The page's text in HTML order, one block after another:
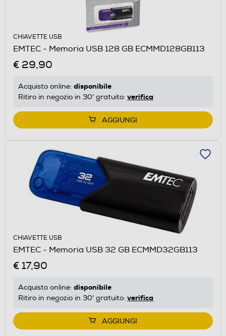
CHIAVETTE USB
EMTEC - Memoria USB 128 GB ECMMD128GB113
€ 29,90
Acquisto online: disponibile
Ritiro in negozio in 30' gratuito: verifica
AGGIUNGI
CHIAVETTE USB
EMTEC - Memoria USB 32 GB ECMMD32GB113
€ 17,90
Acquisto online: disponibile
Ritiro in negozio in 30' gratuito: verifica
AGGIUNGI